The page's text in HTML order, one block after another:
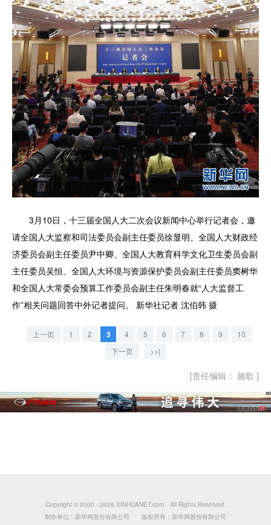
3月10日，十三届全国人大二次会议新闻中心举行记者会，邀
请全国人大监察和司法委员会副主任委员徐显明、全国人大财政经
济委员会副主任委员尹中卿、全国人大教育科学文化卫生委员会副
主任委员吴恒、全国人大环境与资源保护委员会副主任委员窦树华
和全国人大常委会预算工作委员会副主任朱明春就“人大监督工
作”相关问题回答中外记者提问。 新华社记者 沈伯韩 摄
上一页 1 2 3 4 5 6 7 8 9
10
下一页
>>|
[责任编辑： 施歌 ]
Copyright © 2000 - 2026 XINHUANET.com All Rights Reserved.
制作单位：新华网股份有限公司 版权所有：新华网股份有限公司